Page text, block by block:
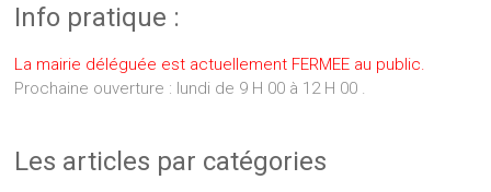
Info pratique :
La mairie déléguée est actuellement FERMEE au public.
Prochaine ouverture : lundi de 9 H 00 à 12 H 00 .
Les articles par catégories